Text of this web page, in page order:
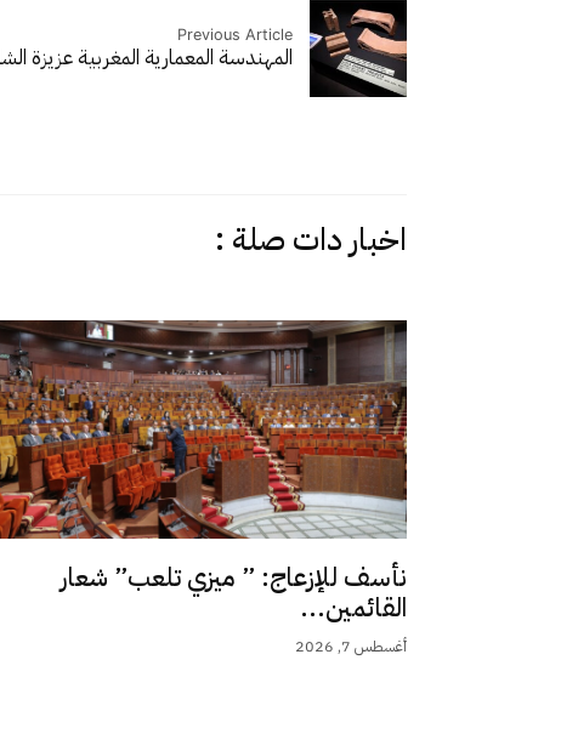
Previous Article
المهندسة المعمارية المغربية عزيزة
اخبار دات صلة :
نأسف للإزعاج: ” ميزي تلعب” شعار
القائمين...
أغسطس 7, 2026